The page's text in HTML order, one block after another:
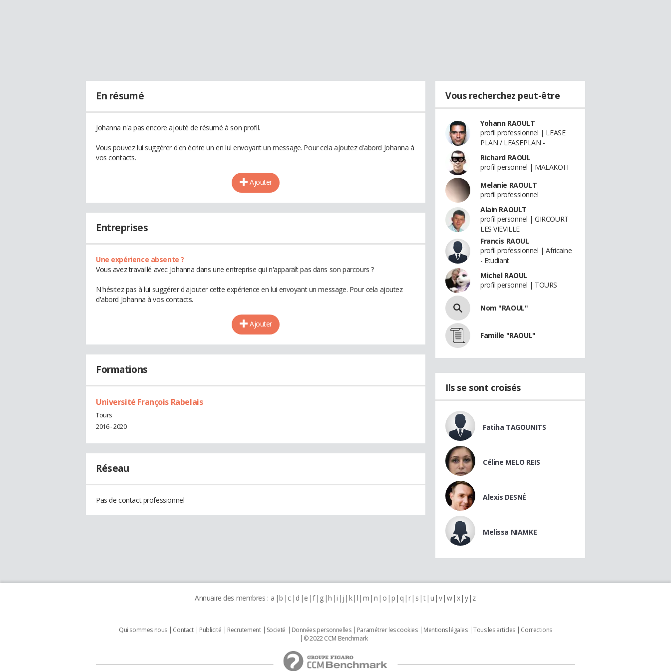
En résumé
Johanna n'a pas encore ajouté de résumé à son profil.
Vous pouvez lui suggérer d'en écrire un en lui envoyant un message. Pour cela ajoutez d'abord Johanna à
vos contacts.
Ajouter
Entreprises
Une expérience absente ?
Vous avez travaillé avec Johanna dans une entreprise qui n'apparaît pas dans son parcours ?
N'hésitez pas à lui suggérer d'ajouter cette expérience en lui envoyant un message. Pour cela ajoutez
d'abord Johanna à vos contacts.
Ajouter
Formations
Université François Rabelais
Tours
2016 - 2020
Réseau
Pas de contact professionnel
Vous recherchez peut-être
Yohann RAOULT
profil professionnel | LEASE
PLAN / LEASEPLAN -
Richard RAOUL
profil personnel | MALAKOFF
Melanie RAOULT
profil professionnel
Alain RAOULT
profil personnel | GIRCOURT
LES VIEVILLE
Francis RAOUL
profil professionnel | Africaine
- Etudiant
Michel RAOUL
profil personnel | TOURS
Nom "RAOUL"
Famille "RAOUL"
Ils se sont croisés
Fatiha TAGOUNITS
Céline MELO REIS
Alexis DESNÉ
Melissa NIAMKE
Annuaire des membres : a b c d e f g h i j k l m n o p q r s t u v w x y z
Qui sommes nous Contact Publicité Recrutement Societé Données personnelles Paramétrer les cookies Mentions légales Tous les articles
Corrections
© 2022 CCM Benchmark